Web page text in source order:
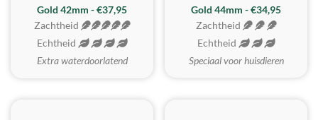
ZACHTSTE
Gold 42mm - €37,95
Zachtheid
Echtheid
Extra waterdoorlatend
Gold 44mm - €34,95
Zachtheid
Echtheid
Speciaal voor huisdieren